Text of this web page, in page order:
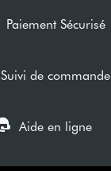
Paiement Sécurisé
Suivi de commande
Aide en ligne